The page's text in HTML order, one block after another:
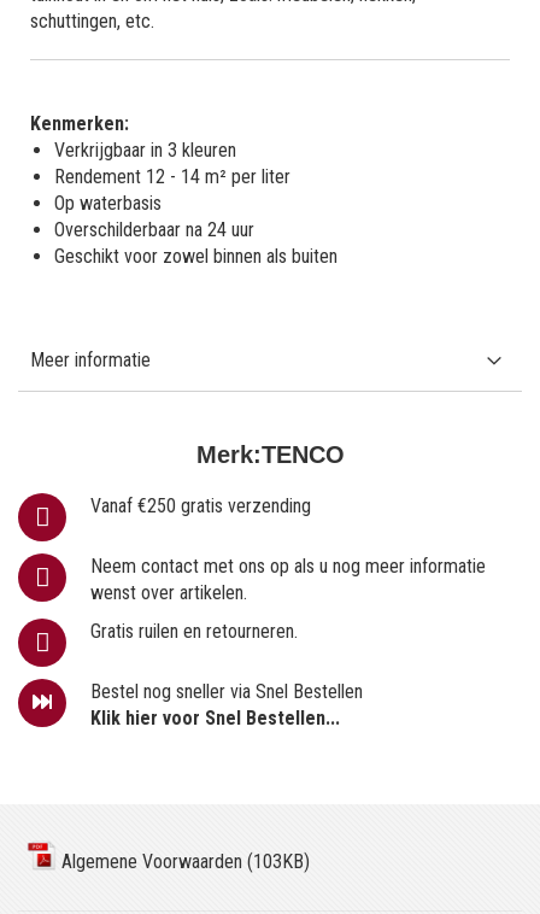
Merk:TENCO
Vanaf €250 gratis verzending
Neem contact met ons op als u nog meer informatie
wenst over artikelen.
Gratis ruilen en retourneren.
Bestel nog sneller via Snel Bestellen
Klik hier voor Snel Bestellen...
schuttingen, etc.
Kenmerken:
Verkrijgbaar in 3 kleuren
Rendement 12 - 14 m² per liter
Op waterbasis
Overschilderbaar na 24 uur
Geschikt voor zowel binnen als buiten
Meer informatie
Algemene Voorwaarden (103KB)